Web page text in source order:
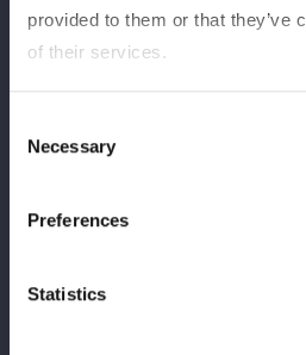
provided to them or that they’ve
of their services.
Selection
Necessary
Preferences
Statistics
◆ゲスト：スターライト・キッド（
（TANREN株式会社 代表取締役CEO）
「世界をより便利に！もっと豊かに
アイデアとテクノロジーで人の心を
ス、それを作る人にスポットライト